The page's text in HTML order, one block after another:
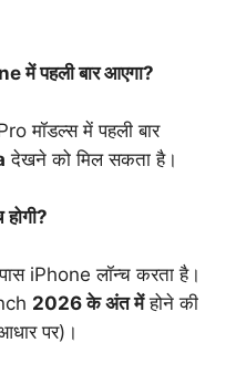
पहली बार आएगा?
मॉडल्स में पहली बार
देखने को मिल सकता है।
iPhone लॉन्च करता है।
2026 के अंत मेंहोने की
पर)।